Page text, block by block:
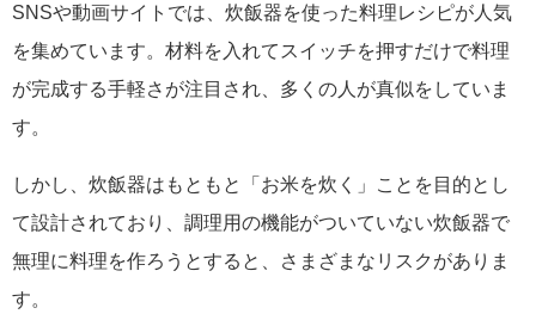
SNSや動画サイトでは、炊飯器を使った料理レシピが人気
を集めています。材料を入れてスイッチを押すだけで料理
が完成する手軽さが注目され、多くの人が真似をしていま
す。
しかし、炊飯器はもともと「お米を炊く」ことを目的とし
て設計されており、調理用の機能がついていない炊飯器で
無理に料理を作ろうとすると、さまざまなリスクがありま
す。